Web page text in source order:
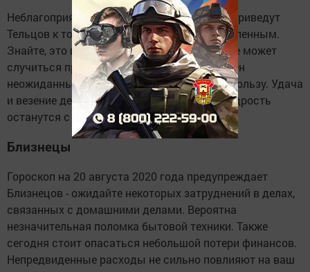
Неблагоприятное стечение обстоятельств приведут
Тельцов к тому, что вы ощутите себя подавленным.
Знайте, это всего лишь случайность и такое может
случиться практически с каждым. Возможен
неожиданный поворот событий не в вашу пользу. Удача
и везение дело временное, а ваш опыт и мудрость
останутся с вами навсегда.
Близнецы
Гороскоп на 20 августа 2020 года предупреждает
Близнецов - ожидайте некоторых затруднений в делах,
связанных с домашними делами. Вероятна
незначительная поломка бытовой техники. Также
сегодня стоит опасаться небольшой потери финансов.
Непредвиденные расходы не сильно повлияют на ваш